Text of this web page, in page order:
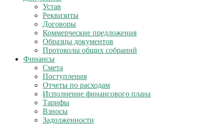
Устав
Реквизиты
Договоры
Коммерческие предложения
Образцы документов
Протоколы общих собраний
Финансы
Смета
Поступления
Отчеты по расходам
Исполнение финансового плана
Тарифы
Взносы
Задолженности